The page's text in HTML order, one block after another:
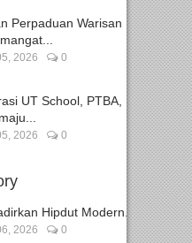
Perpaduan Warisan
2026 0
UT School, PTBA,
2026 0
Hipdut Modern...
2026 0